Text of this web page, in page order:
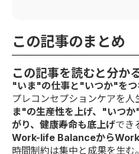
この記事のまとめ
この記事を読むと分か
"いま"の仕事と"いつか"をつ
プレコンセプションケアを人
ま"の生産性を上げ、"いつ
がり、健康寿命も底上げでき
Work-life Balanceから
時間制約は集中と成果を生む。